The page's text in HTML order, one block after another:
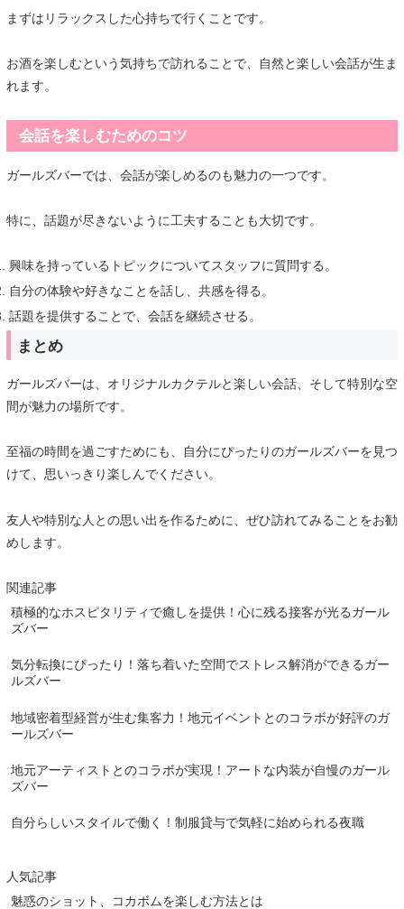
まずはリラックスした心持ちで行くことです。
お酒を楽しむという気持ちで訪れることで、自然と楽しい会話が生ま
れます。
会話を楽しむためのコツ
ガールズバーでは、会話が楽しめるのも魅力の一つです。
特に、話題が尽きないように工夫することも大切です。
興味を持っているトピックについてスタッフに質問する。
自分の体験や好きなことを話し、共感を得る。
話題を提供することで、会話を継続させる。
まとめ
ガールズバーは、オリジナルカクテルと楽しい会話、そして特別な空
間が魅力の場所です。
至福の時間を過ごすためにも、自分にぴったりのガールズバーを見つ
けて、思いっきり楽しんでください。
友人や特別な人との思い出を作るために、ぜひ訪れてみることをお勧
めします。
関連記事
積極的なホスピタリティで癒しを提供！心に残る接客が光るガール
ズバー
気分転換にぴったり！落ち着いた空間でストレス解消ができるガー
ルズバー
地域密着型経営が生む集客力！地元イベントとのコラボが好評のガ
ールズバー
地元アーティストとのコラボが実現！アートな内装が自慢のガール
ズバー
自分らしいスタイルで働く！制服貸与で気軽に始められる夜職
人気記事
魅惑のショット、コカボムを楽しむ方法とは